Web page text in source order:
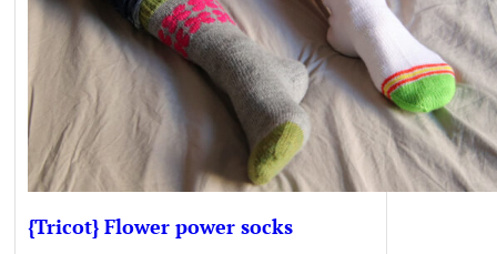
{Tricot} Flower power socks